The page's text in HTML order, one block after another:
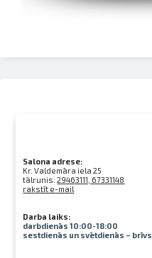
Salona adrese:
Kr. Valdemāra iela 25
tālrunis:29463111, 67331148
rakstīt e-mail
Darba laiks:
darbdienās 10:00-18:00
sestdienās un svētdienās – brīvs